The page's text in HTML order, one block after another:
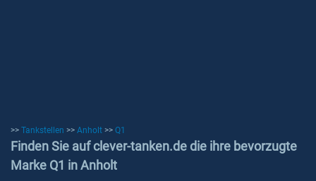
>> Tankstellen >> Anholt >> Q1
Finden Sie auf clever-tanken.de die ihre bevorzugte
Marke Q1 in Anholt